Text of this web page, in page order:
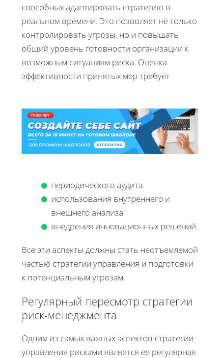
способных адаптировать стратегию в
реальном времени. Это позволяет не только
контролировать угрозы, но и повышать
общий уровень готовности организации к
возможным ситуациям риска. Оценка
эффективности принятых мер требует
периодического аудита
использования внутреннего и
внешнего анализа
внедрения инновационных решений
Все эти аспекты должны стать неотъемлемой
частью стратегии управления и подготовки
к потенциальным угрозам.
Регулярный пересмотр стратегии
риск-менеджмента
Одним из самых важных аспектов стратегии
управления рисками является ее регулярная